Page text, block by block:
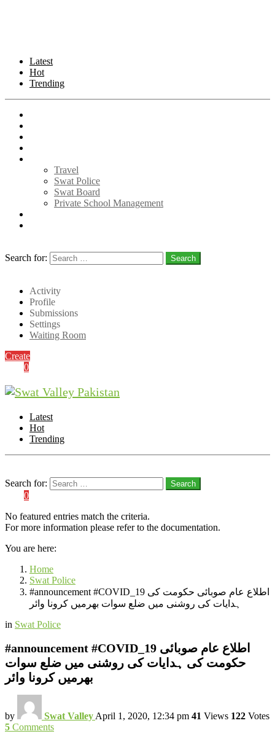
Latest
Hot
Trending
Travel
Swat Police
Swat Board
Private School Management
Search for:
Search
Activity
Profile
Submissions
Settings
Waiting Room
Create
0
Latest
Hot
Trending
Search for:
Search
0
No featured entries match the criteria.
For more information please refer to the documentation.
You are here:
Home
Swat Police
#announcement #COVID_19 اطلاع عام صوبائی حکومت کی
ہدایات کی روشنی میں ضلع سوات بھرمیں کرونا وائر
in Swat Police
#announcement #COVID_19 اطلاع عام صوبائی
حکومت کی ہدایات کی روشنی میں ضلع سوات
بھرمیں کرونا وائر
by Swat Valley April 1, 2020, 12:34 pm 41 Views 122 Votes
5 Comments